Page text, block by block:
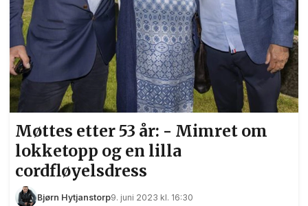
Møttes etter 53 år: - Mimret om
lokketopp og en lilla
cordfløyelsdress
Bjørn Hytjanstorp9. juni 2023 kl. 16:30